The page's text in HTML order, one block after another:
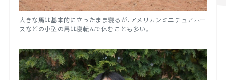
大きな馬は基本的に立ったまま寝るが、アメリカンミニチュアホー
スなどの小型の馬は寝転んで休むことも多い。